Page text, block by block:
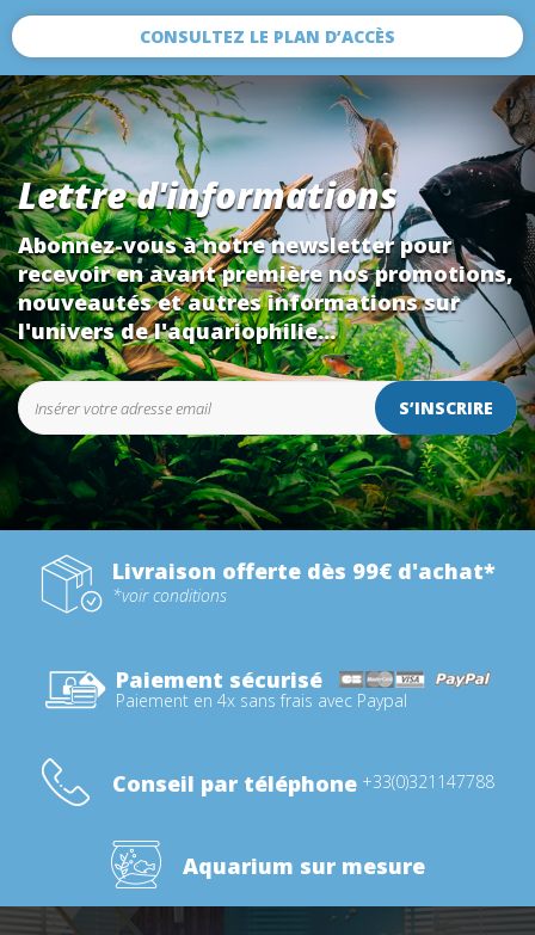
CONSULTEZ LE PLAN D’ACCÈS
Lettre d'informations
Abonnez-vous à notre newsletter pour
recevoir en avant première nos promotions,
nouveautés et autres informations sur
l'univers de l'aquariophilie...
S’INSCRIRE
Livraison offerte dès 99€ d'achat*
*voir conditions
Paiement sécurisé
Paiement en 4x sans frais avec Paypal
Conseil par téléphone +33(0)321147788
Aquarium sur mesure